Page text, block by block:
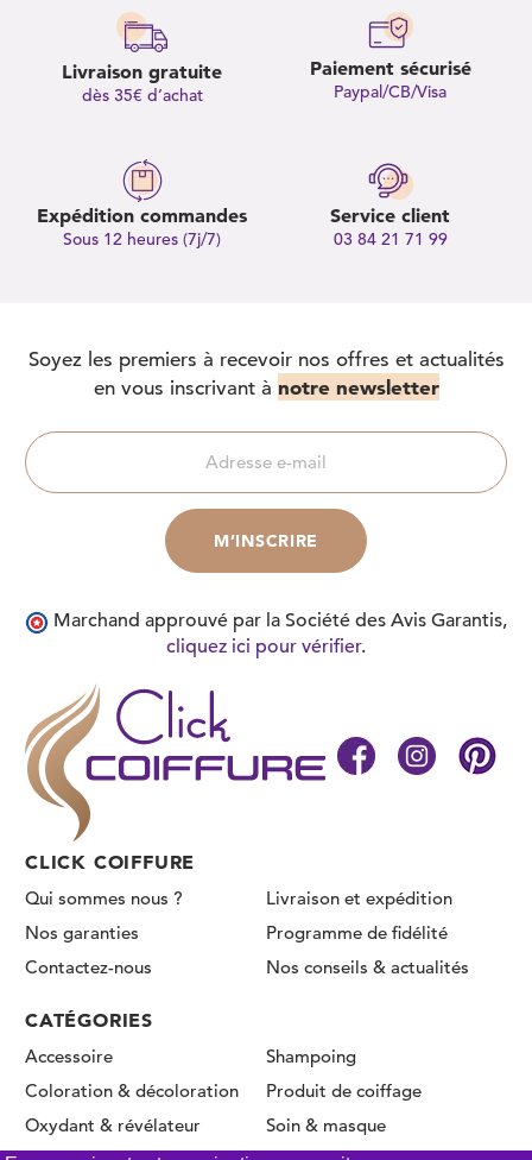
Livraison gratuite
dès 35€ d’achat
Paiement sécurisé
Paypal/CB/Visa
Expédition commandes
Sous 12 heures (7j/7)
Service client
03 84 21 71 99
CLICK COIFFURE
Qui sommes nous ?
Livraison et expédition
Nos garanties
Programme de fidélité
Contactez-nous
Nos conseils & actualités
CATÉGORIES
Accessoire
Coloration & décoloration
Oxydant & révélateur
Shampoing
Produit de coiffage
Soin & masque
Soyez les premiers à recevoir nos offres et actualités
en vous inscrivant à notre newsletter
Marchand approuvé par la Société des Avis Garantis,
cliquez ici pour vérifier.